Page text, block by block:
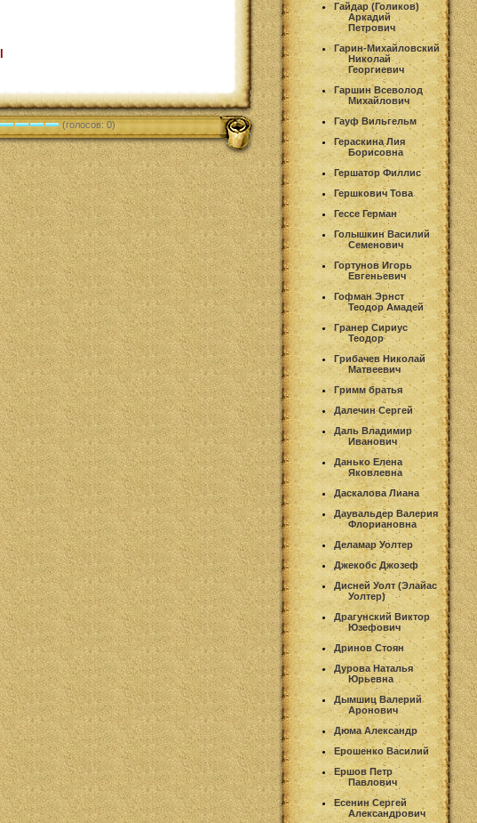
(голосов: 0)
Гайдар (Голиков)
Аркадий
Петрович
Гарин-Михайловский
Николай
Георгиевич
Гаршин Всеволод
Михайлович
Гауф Вильгельм
Гераскина Лия
Борисовна
Гершатор Филлис
Гершкович Това
Гессе Герман
Голышкин Василий
Семенович
Гортунов Игорь
Евгеньевич
Гофман Эрнст
Теодор Амадей
Гранер Сириус
Теодор
Грибачев Николай
Матвеевич
Гримм братья
Далечин Сергей
Даль Владимир
Иванович
Данько Елена
Яковлевна
Даскалова Лиана
Даувальдер Валерия
Флориановна
Деламар Уолтер
Джекобс Джозеф
Дисней Уолт (Элайас
Уолтер)
Драгунский Виктор
Юзефович
Дринов Стоян
Дурова Наталья
Юрьевна
Дымшиц Валерий
Аронович
Дюма Александр
Ерошенко Василий
Ершов Петр
Павлович
Есенин Сергей
Александрович